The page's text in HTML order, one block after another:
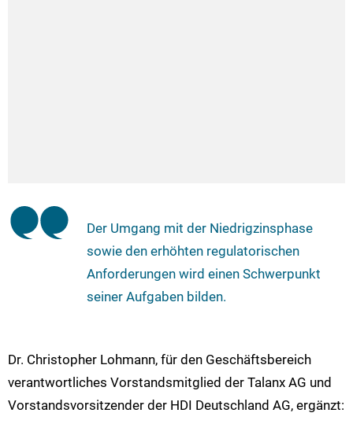
Der Umgang mit der Niedrigzinsphase
sowie den erhöhten regulatorischen
Anforderungen wird einen Schwerpunkt
seiner Aufgaben bilden.
Dr. Christopher Lohmann, für den Geschäftsbereich
verantwortliches Vorstandsmitglied der Talanx AG und
Vorstandsvorsitzender der HDI Deutschland AG, ergänzt: